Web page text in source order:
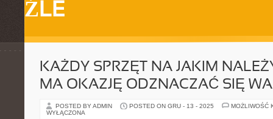
ŹLE
KAŻDY SPRZĘT NA JAKIM
MA OKAZJĘ ODZNACZAĆ SIĘ
POSTED BY ADMIN POSTED ON GRU - 13 - 2025
MOŻLIWOŚĆ
WYŁĄCZONA